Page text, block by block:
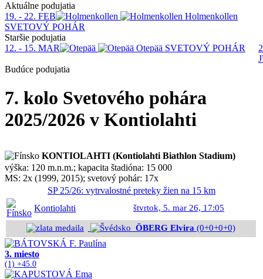
Aktuálne podujatia
19. - 22. FEB
Holmenkollen
SVETOVÝ POHÁR
Staršie podujatia
12. - 15. MAR
Otepää SVETOVÝ POHÁR
Budúce podujatia
7. kolo Svetového pohára
2025/2026 v Kontiolahti
KONTIOLAHTI (Kontiolahti Biathlon Stadium)
výška: 120 m.n.m.; kapacita štadióna: 15 000
MS: 2x (1999, 2015); svetový pohár: 17x
SP 25/26: vytrvalostné preteky žien na 15 km
Kontiolahti
štvrtok, 5. mar 26, 17:05
ÖBERG Elvira (0+0+0+0)
3. miesto
(1) +45.0